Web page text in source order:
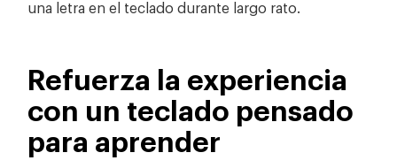
una letra en el teclado durante largo rato.
Refuerza la experiencia
con un teclado pensado
para aprender